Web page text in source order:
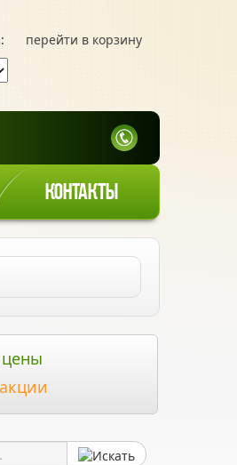
перейти в корзину
КОНТАКТЫ